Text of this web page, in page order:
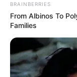
Este lanzamiento
época, sino que
Jorge Pabuena
vallenato
,
cuando se cantan
BRAINBERRIES
From Albinos To
Families